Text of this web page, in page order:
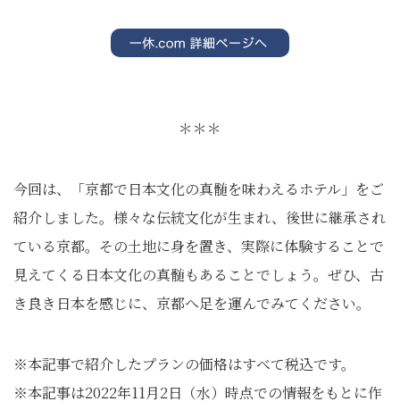
＊＊＊
今回は、「京都で日本文化の真髄を味わえるホテル」をご
紹介しました。様々な伝統文化が生まれ、後世に継承され
ている京都。その土地に身を置き、実際に体験することで
見えてくる日本文化の真髄もあることでしょう。ぜひ、古
き良き日本を感じに、京都へ足を運んでみてください。
※本記事で紹介したプランの価格はすべて税込です。
※本記事は2022年11月2日（水）時点での情報をもとに作